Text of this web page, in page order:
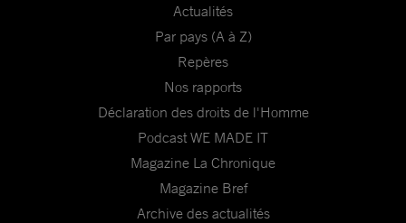
Actualités
Par pays (A à Z)
Repères
Nos rapports
Déclaration des droits de l'Homme
Podcast WE MADE IT
Magazine La Chronique
Magazine Bref
Archive des actualités